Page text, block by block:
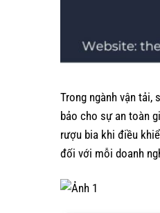
Trong ngành vận tải,
bảo cho sự an toàn
rượu bia khi điều
đối với mỗi doanh